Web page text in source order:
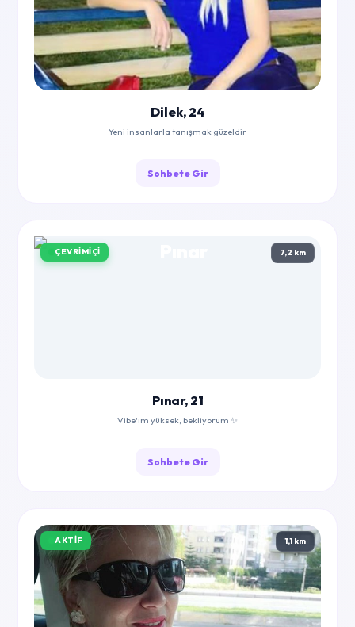
Dilek, 24
Yeni insanlarla tanışmak güzeldir
Sohbete Gir
ÇEVRIMIÇI 7,2 km
Pınar, 21
Vibe'ım yüksek, bekliyorum ✨
Sohbete Gir
AKTIF 1,1 km